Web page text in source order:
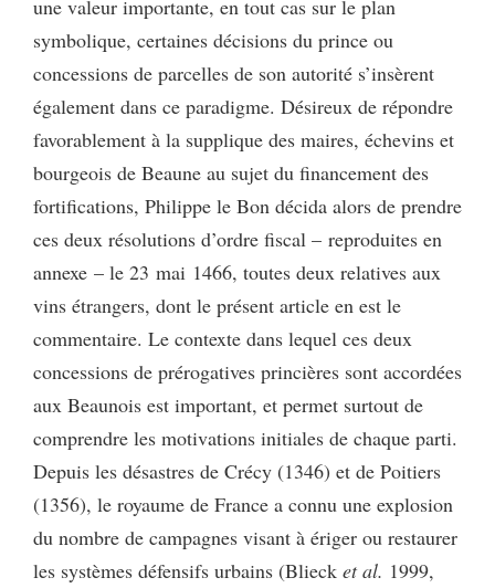
une valeur importante, en tout cas sur le plan
symbolique, certaines décisions du prince ou
concessions de parcelles de son autorité s’insèrent
également dans ce paradigme. Désireux de répondre
favorablement à la supplique des maires, échevins et
bourgeois de Beaune au sujet du financement des
fortifications, Philippe le Bon décida alors de prendre
ces deux résolutions d’ordre fiscal – reproduites en
annexe – le 23 mai 1466, toutes deux relatives aux
vins étrangers, dont le présent article en est le
commentaire. Le contexte dans lequel ces deux
concessions de prérogatives princières sont accordées
aux Beaunois est important, et permet surtout de
comprendre les motivations initiales de chaque parti.
Depuis les désastres de Crécy (1346) et de Poitiers
(1356), le royaume de France a connu une explosion
du nombre de campagnes visant à ériger ou restaurer
les systèmes défensifs urbains (Blieck et al. 1999,